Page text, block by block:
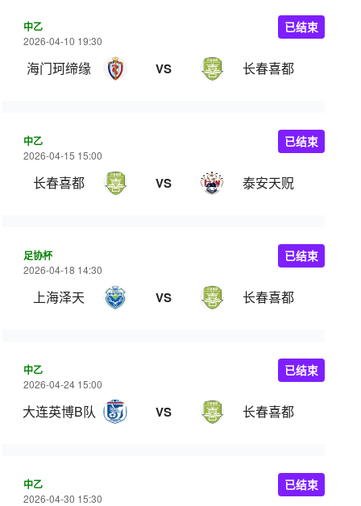
中乙
2026-04-10 19:30
海门珂缔缘 VS 长春喜都
已结束
中乙
2026-04-15 15:00
长春喜都 VS 泰安天贶
已结束
足协杯
2026-04-18 14:30
上海泽天 VS 长春喜都
已结束
中乙
2026-04-24 15:00
大连英博B队 VS 长春喜都
已结束
中乙
2026-04-30 15:30
已结束